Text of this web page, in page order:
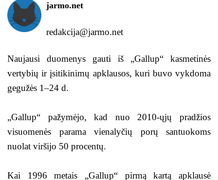
jarmo.net
redakcija@jarmo.net
Naujausi duomenys gauti iš „Gallup“ kasmetinės
vertybių ir įsitikinimų apklausos, kuri buvo vykdoma
gegužės 1–24 d.
„Gallup“ pažymėjo, kad nuo 2010-ųjų pradžios
visuomenės parama vienalyčių porų santuokoms
nuolat viršijo 50 procentų.
Kai 1996 metais „Gallup“ pirmą kartą apklausė